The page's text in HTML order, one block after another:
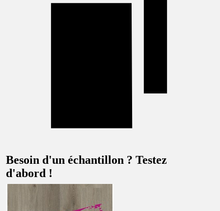
Besoin d'un échantillon ? Testez
d'abord !